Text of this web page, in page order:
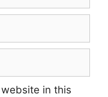
in this